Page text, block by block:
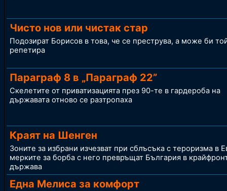
Чисто нов или чистак стар
Подозират Борисов в това, че се преструва, а може би
репетира
Параграф 8 в „Параграф 22”
Скелетите от приватизацията през 90-те в гардероба на
държавата отново се разтропаха
Краят на Шенген
Зоните за избрани изчезват при сблъсъка с тероризма в
мерките за борба с него превръщат България в
държава
Една Мелиса за комфорт